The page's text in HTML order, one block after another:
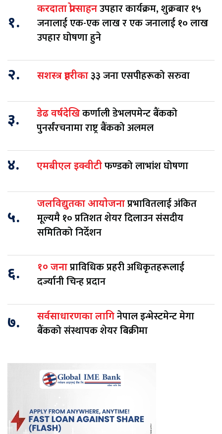
१.
करदाता प्रोत्साहनउपहार कार्यक्रम, शुक्रबार १५
जनालाई एक-एक लाख र एक जनालाई १० लाख
उपहार घोषणा हुने
२. सशस्त्र प्रहरीका३३ जना एसपीहरूको सरुवा
३. डेढ वर्षदेखिकर्णाली डेभलपमेन्ट बैंकको
पुनर्संरचनामा राष्ट्र बैंकको अलमल
४. एमबीएल इक्वीटीफण्डको लाभांश घोषणा
५.
जलविद्युतका आयोजनाप्रभावितलाई अंकित
मूल्यमै १० प्रतिशत शेयर दिलाउन संसदीय
समितिको निर्देशन
६. १० जनाप्राविधिक प्रहरी अधिकृतहरूलाई
दर्ज्यानी चिन्ह प्रदान
७. सर्वसाधारणका लागिनेपाल इन्भेस्टमेन्ट मेगा
बैंकको संस्थापक शेयर बिक्रीमा